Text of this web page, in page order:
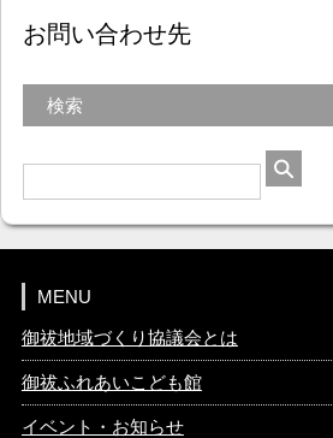
お問い合わせ先
検索
MENU
御祓地域づくり協議会とは
御祓ふれあいこども館
イベント・お知らせ